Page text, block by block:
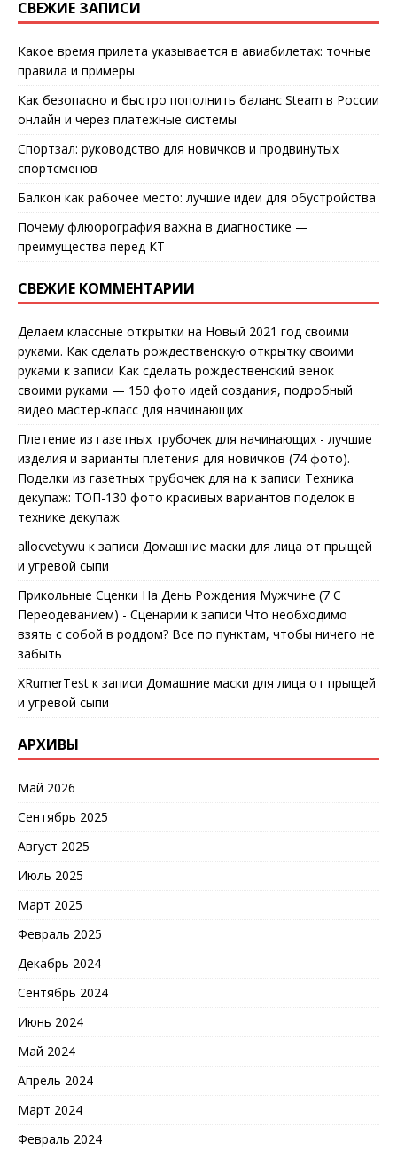
СВЕЖИЕ ЗАПИСИ
Какое время прилета указывается в авиабилетах: точные
правила и примеры
Как безопасно и быстро пополнить баланс Steam в России
онлайн и через платежные системы
Спортзал: руководство для новичков и продвинутых
спортсменов
Балкон как рабочее место: лучшие идеи для обустройства
Почему флюорография важна в диагностике —
преимущества перед КТ
СВЕЖИЕ КОММЕНТАРИИ
Делаем классные открытки на Новый 2021 год своими
руками. Как сделать рождественскую открытку своими
руками к записи Как сделать рождественский венок
своими руками — 150 фото идей создания, подробный
видео мастер-класс для начинающих
Плетение из газетных трубочек для начинающих - лучшие
изделия и варианты плетения для новичков (74 фото).
Поделки из газетных трубочек для на к записи Техника
декупаж: ТОП-130 фото красивых вариантов поделок в
технике декупаж
allocvetywu к записи Домашние маски для лица от прыщей
и угревой сыпи
Прикольные Сценки На День Рождения Мужчине (7 С
Переодеванием) - Сценарии к записи Что необходимо
взять с собой в роддом? Все по пунктам, чтобы ничего не
забыть
XRumerTest к записи Домашние маски для лица от прыщей
и угревой сыпи
АРХИВЫ
Май 2026
Сентябрь 2025
Август 2025
Июль 2025
Март 2025
Февраль 2025
Декабрь 2024
Сентябрь 2024
Июнь 2024
Май 2024
Апрель 2024
Март 2024
Февраль 2024